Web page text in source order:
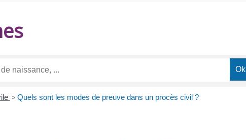
> Quels sont les modes de preuve dans un procès civil ?